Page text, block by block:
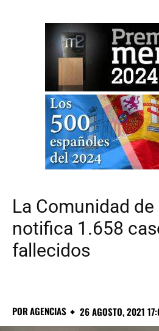
La Comunidad de
notifica 1.658
fallecidos
PORAGENCIAS 26 AGOSTO, 2021